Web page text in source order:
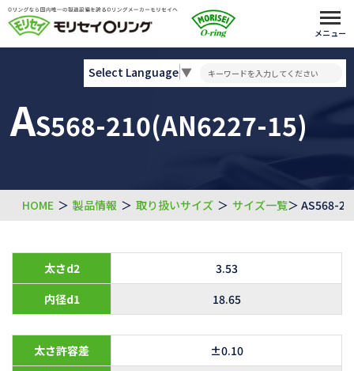
メニュー
AS568-210(AN6227-15)
Select Language▼
HOME ＞ 製品情報 ＞ 取り扱いサイズ ＞ サイズ一覧＞ AS568-
太さd2
3.53
内径d1
18.65
太さ許容差
±0.10